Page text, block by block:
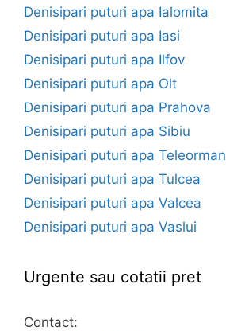
Denisipari puturi apa Ialomita
Denisipari puturi apa Iasi
Denisipari puturi apa Ilfov
Denisipari puturi apa Olt
Denisipari puturi apa Prahova
Denisipari puturi apa Sibiu
Denisipari puturi apa Teleorman
Denisipari puturi apa Tulcea
Denisipari puturi apa Valcea
Denisipari puturi apa Vaslui
Urgente sau cotatii pret
Contact: